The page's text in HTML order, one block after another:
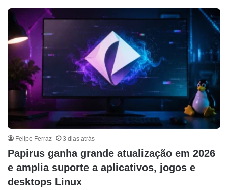
Felipe Ferraz 3 dias atrás
Papirus ganha grande atualização em 2026
e amplia suporte a aplicativos, jogos e
desktops Linux